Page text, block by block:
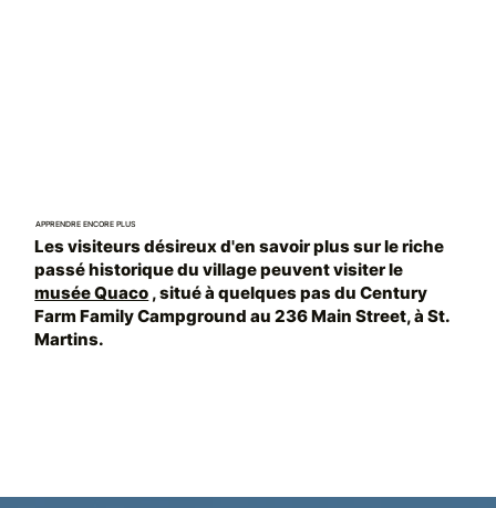
APPRENDRE ENCORE PLUS
Les visiteurs désireux d'en savoir plus sur le riche
passé historique du village peuvent visiter le
musée Quaco , situé à quelques pas du Century
Farm Family Campground au 236 Main Street, à St.
Martins.